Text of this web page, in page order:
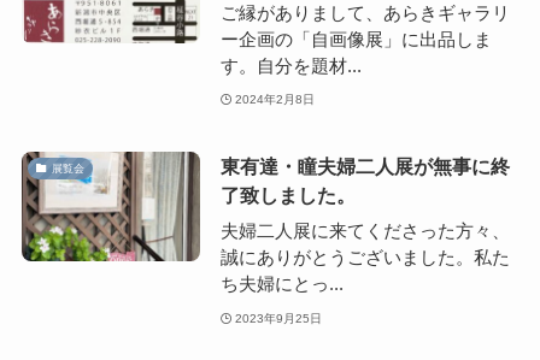
ご縁がありまして、あらきギャラリ
ー企画の「自画像展」に出品しま
す。自分を題材...
2024年2月8日
展覧会
東有達・瞳夫婦二人展が無事に終
了致しました。
夫婦二人展に来てくださった方々、
誠にありがとうございました。私た
ち夫婦にとっ...
2023年9月25日